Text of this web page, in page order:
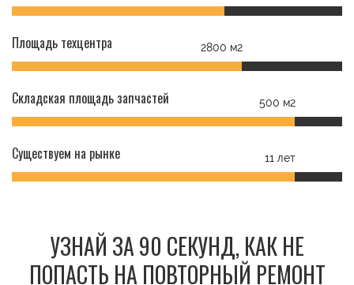
Площадь техцентра 2800 м2
Складская площадь запчастей 500 м2
Существуем на рынке 11 лет
УЗНАЙ ЗА 90 СЕКУНД, КАК НЕ
ПОПАСТЬ НА ПОВТОРНЫЙ РЕМОНТ